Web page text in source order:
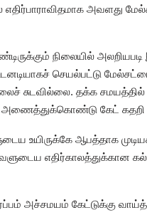
அவளது
நிலையில்
செயல்பட்டு
சுடவில்லை. தக்க சமயத்தில்
அணைத்துக்கொண்டு கேட் கதறி
ஆபத்தாக
எதிர்காலத்துக்கான
அச்சமயம் கேட்டுக்கு